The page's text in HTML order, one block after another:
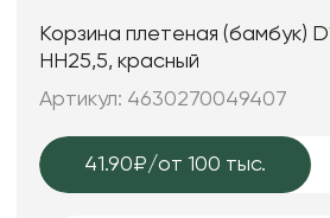
Корзина плетеная (бамбук)
HH25,5, красный
Артикул: 4630270049407
41.90₽/от 100 тыс.